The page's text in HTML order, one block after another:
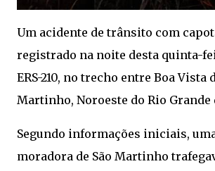
Um acidente de trânsito com
registrado na noite desta quinta-
ERS-210, no trecho entre Boa Vista
Martinho, Noroeste do Rio Grande
Segundo informações iniciais,
moradora de São Martinho